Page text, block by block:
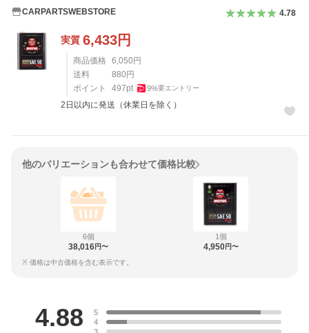
CARPARTSWEBSTORE 4.78
実質 6,433円
商品価格 6,050 円
送料
880 円
ポイント
497pt 9%要エントリー
2日以内に発送（休業日を除く）
他のバリエーションも合わせて価格比較
6個
38,016円〜
1個
4,950円〜
※ 価格は中古価格を含む表示です。
4.88
5
4